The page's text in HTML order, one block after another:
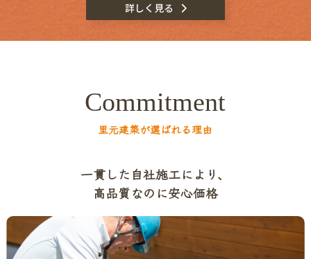
詳しく見る
Commitment
里元建築が選ばれる理由
一貫した自社施工により、
高品質なのに安心価格